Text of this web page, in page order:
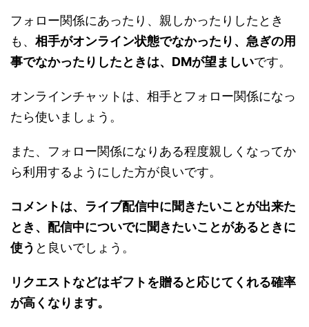
フォロー関係にあったり、親しかったりしたとき
も、 相手がオンライン状態でなかったり、急ぎの用
事でなかったりしたときは、DMが望ましいです。
オンラインチャットは、相手とフォロー関係になっ
たら使いましょう。
また、フォロー関係になりある程度親しくなってか
ら利用するようにした方が良いです。
コメントは、ライブ配信中に聞きたいことが出来た
とき、配信中についでに聞きたいことがあるときに
使う と良いでしょう。
リクエストなどはギフトを贈ると応じてくれる確率
が高くなります。